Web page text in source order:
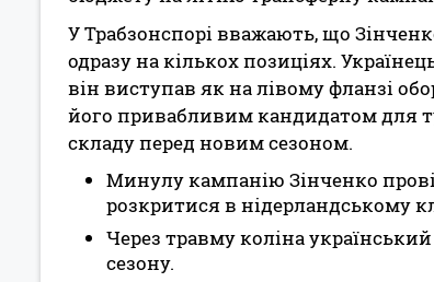
У Трабзонспорі вважають, що
одразу на кількох позиціях.
він виступав як на лівому фланзі
його привабливим кандидатом для
складу перед новим сезоном.
Минулу кампанію Зінченко
розкритися в нідерландському
Через травму коліна
сезону.